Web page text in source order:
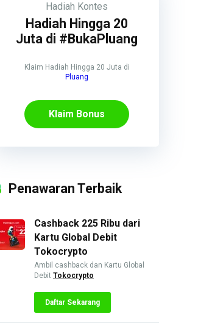
Hadiah Kontes
Hadiah Hingga 20
Juta di #BukaPluang
Klaim Hadiah Hingga 20 Juta di
Pluang
Klaim Bonus
Penawaran Terbaik
Cashback 225 Ribu dari
Kartu Global Debit
Tokocrypto
Ambil cashback dan Kartu Global
Debit Tokocrypto
Daftar Sekarang